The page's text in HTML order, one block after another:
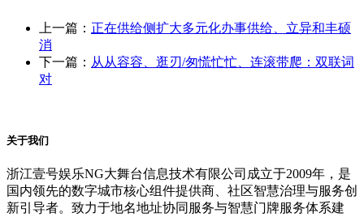
上一篇： 正在供给侧扩大多元化办事供给、立异和丰硕
消
下一篇： 从从容容、逛刃/匆慌忙忙、连滚带爬：双联词
对
关于我们
浙江壹号娱乐NG大舞台信息技术有限公司成立于2009年，是
国内领先的数字城市核心组件提供商、社区智慧治理与服务创
新引导者。致力于地名地址协同服务与智慧门牌服务体系建